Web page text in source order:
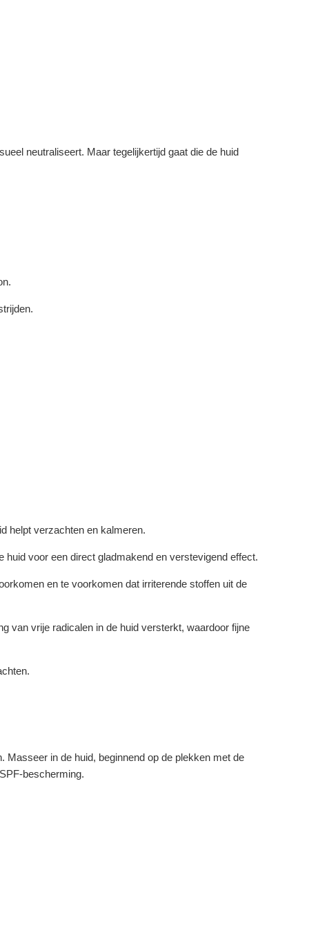
neutraliseert. Maar tegelijkertijd gaat die de huid
helpt verzachten en kalmeren.
voor een direct gladmakend en verstevigend effect.
en te voorkomen dat irriterende stoffen uit de
van vrije radicalen in de huid versterkt, waardoor fijne
in de huid, beginnend op de plekken met de
bescherming.